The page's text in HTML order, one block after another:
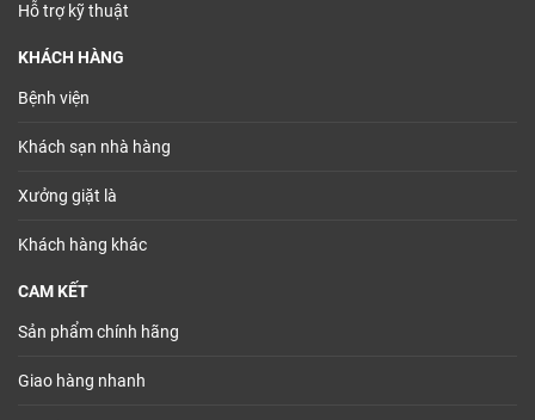
Hỗ trợ kỹ thuật
KHÁCH HÀNG
Bệnh viện
Khách sạn nhà hàng
Xưởng giặt là
Khách hàng khác
CAM KẾT
Sản phẩm chính hãng
Giao hàng nhanh